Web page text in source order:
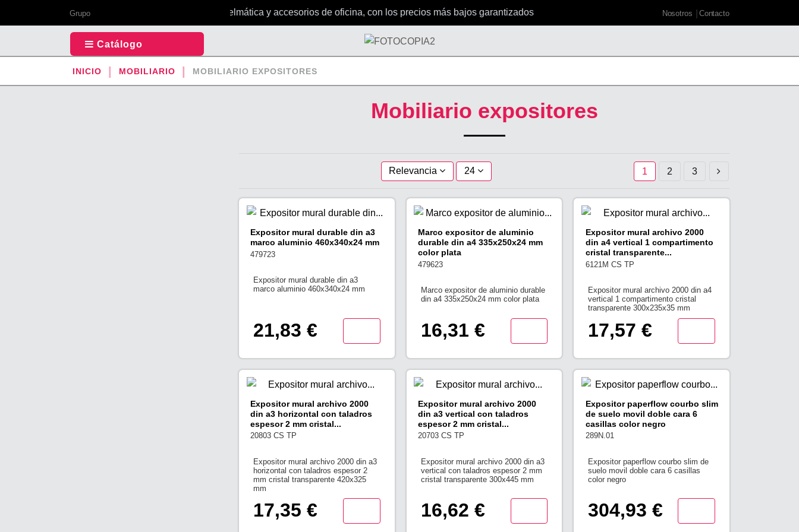
Grupo Tu todo en 1 de papelmática y accesorios de oficina, con los precios más bajos garantizados Nosotros Contacto
Catálogo
INICIO MOBILIARIO MOBILIARIO EXPOSITORES
Mobiliario expositores
Relevancia 24 1 2 3
Expositor mural durable din a3
marco aluminio 460x340x24 mm
479723
Expositor mural durable din a3
marco aluminio 460x340x24 mm
21,83 €
Marco expositor de aluminio
durable din a4 335x250x24 mm
color plata
479623
Marco expositor de aluminio durable
din a4 335x250x24 mm color plata
16,31 €
Expositor mural archivo 2000
din a4 vertical 1 compartimento
cristal transparente...
6121M CS TP
Expositor mural archivo 2000 din a4
vertical 1 compartimento cristal
transparente 300x235x35 mm
17,57 €
Expositor mural archivo 2000
din a3 horizontal con taladros
espesor 2 mm cristal...
20803 CS TP
Expositor mural archivo 2000 din a3
horizontal con taladros espesor 2
mm cristal transparente 420x325
mm
17,35 €
Expositor mural archivo 2000
din a3 vertical con taladros
espesor 2 mm cristal...
20703 CS TP
Expositor mural archivo 2000 din a3
vertical con taladros espesor 2 mm
cristal transparente 300x445 mm
16,62 €
Expositor paperflow courbo slim
de suelo movil doble cara 6
casillas color negro
289N.01
Expositor paperflow courbo slim de
suelo movil doble cara 6 casillas
color negro
304,93 €